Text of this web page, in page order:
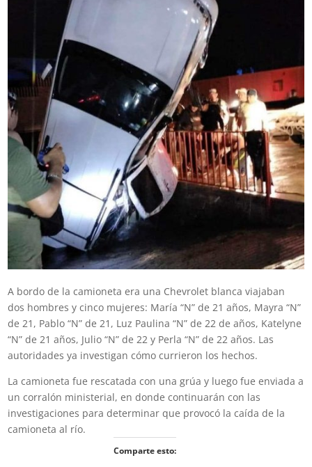
A bordo de la camioneta era una Chevrolet blanca viajaban
dos hombres y cinco mujeres: María “N” de 21 años, Mayra “N”
de 21, Pablo “N” de 21, Luz Paulina “N” de 22 de años, Katelyne
“N” de 21 años, Julio “N” de 22 y Perla “N” de 22 años. Las
autoridades ya investigan cómo currieron los hechos.
La camioneta fue rescatada con una grúa y luego fue enviada a
un corralón ministerial, en donde continuarán con las
investigaciones para determinar que provocó la caída de la
camioneta al río.
Comparte esto: